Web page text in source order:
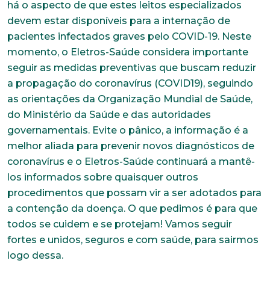
há o aspecto de que estes leitos especializados
devem estar disponíveis para a internação de
pacientes infectados graves pelo COVID-19. Neste
momento, o Eletros-Saúde considera importante
seguir as medidas preventivas que buscam reduzir
a propagação do coronavírus (COVID19), seguindo
as orientações da Organização Mundial de Saúde,
do Ministério da Saúde e das autoridades
governamentais. Evite o pânico, a informação é a
melhor aliada para prevenir novos diagnósticos de
coronavírus e o Eletros-Saúde continuará a mantê-
los informados sobre quaisquer outros
procedimentos que possam vir a ser adotados para
a contenção da doença. O que pedimos é para que
todos se cuidem e se protejam! Vamos seguir
fortes e unidos, seguros e com saúde, para sairmos
logo dessa.
Telefone
Endereço
Bairro
Naturalidade
Idade